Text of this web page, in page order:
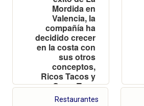
Mordida en
Valencia, la
compañía ha
decidido crecer
en la costa con
sus otros
conceptos,
Ricos Tacos y
SuperTaco
Restaurantes